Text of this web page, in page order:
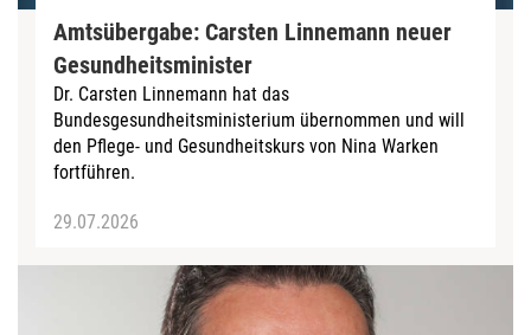
Amtsübergabe: Carsten Linnemann neuer
Gesundheitsminister
Dr. Carsten Linnemann hat das
Bundesgesundheitsministerium übernommen und will
den Pflege- und Gesundheitskurs von Nina Warken
fortführen.
29.07.2026